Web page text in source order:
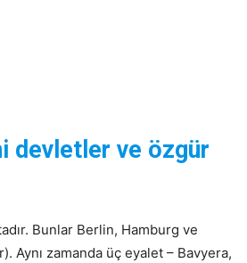
devletler ve özgür
Bunlar Berlin, Hamburg ve
Aynı zamanda üç eyalet – Bavyera,